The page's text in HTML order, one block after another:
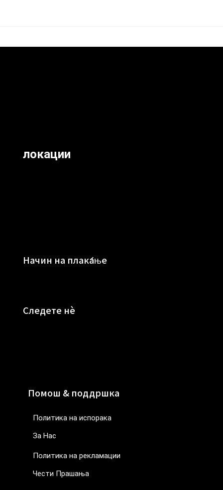
локации
Начин на плаќање
Следете нè
Помош & поддршка
Политика на испорака
За Нас
Политика на рекламации
Чести Прашања